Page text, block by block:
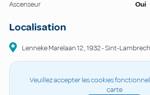
Ascenseur
Oui
Localisation
Lenneke Marelaan12,1932-Sint-
Veuillez accepter les cookies
carte